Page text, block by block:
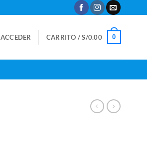
ACCEDER CARRITO /S/0.00 0